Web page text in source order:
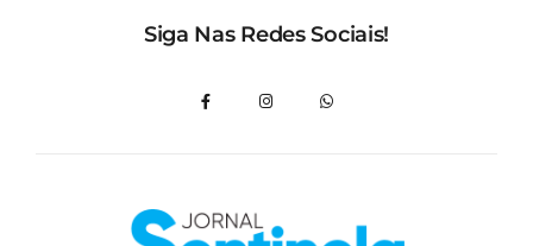
Siga Nas Redes Sociais!